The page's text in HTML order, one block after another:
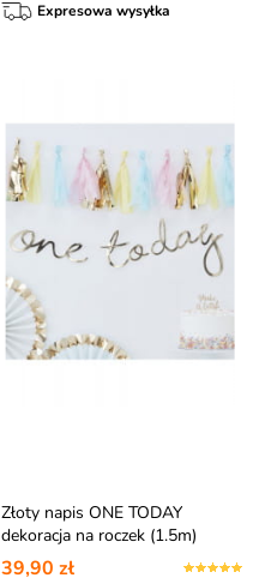
Expresowa wysyłka
Złoty napis ONE TODAY
dekoracja na roczek (1.5m)
39,90 zł